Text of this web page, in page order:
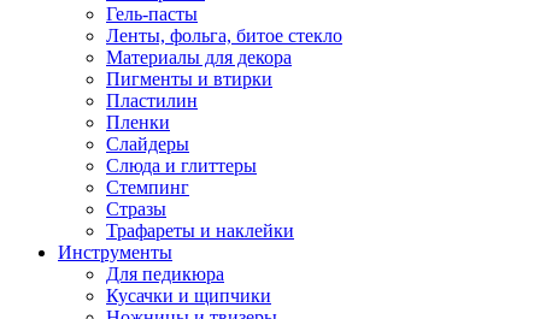
Гель-пасты
Ленты, фольга, битое стекло
Материалы для декора
Пигменты и втирки
Пластилин
Пленки
Слайдеры
Слюда и глиттеры
Стемпинг
Стразы
Трафареты и наклейки
Инструменты
Для педикюра
Кусачки и щипчики